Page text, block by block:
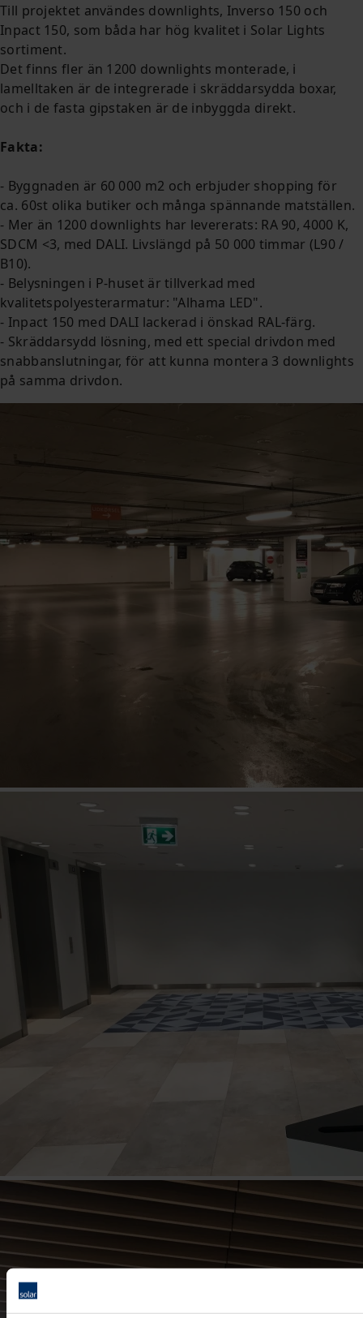
Till projektet användes downlights, Inverso 150 och
Inpact 150, som båda har hög kvalitet i Solar Lights
sortiment.
Det finns fler än 1200 downlights monterade, i
lamelltaken är de integrerade i skräddarsydda boxar,
och i de fasta gipstaken är de inbyggda direkt.
Fakta:
- Byggnaden är 60 000 m2 och erbjuder shopping för
ca. 60st olika butiker och många spännande matställen.
- Mer än 1200 downlights har levererats: RA 90, 4000 K,
SDCM <3, med DALI. Livslängd på 50 000 timmar (L90 /
B10).
- Belysningen i P-huset är tillverkad med
kvalitetspolyesterarmatur: "Alhama LED".
- Inpact 150 med DALI lackerad i önskad RAL-färg.
- Skräddarsydd lösning, med ett special drivdon med
snabbanslutningar, för att kunna montera 3 downlights
på samma drivdon.